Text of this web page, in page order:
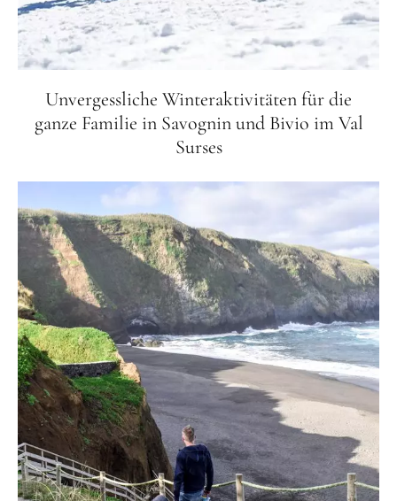
Unvergessliche Winteraktivitäten für die
ganze Familie in Savognin und Bivio im Val
Surses